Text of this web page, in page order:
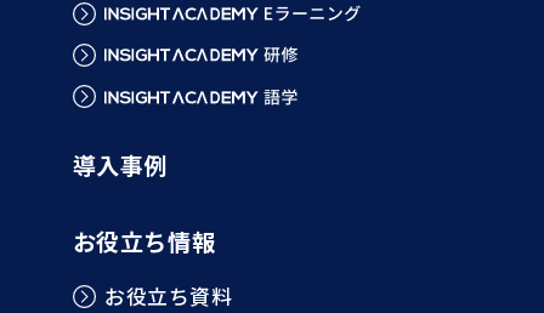
導入事例
お役立ち情報
お役立ち資料